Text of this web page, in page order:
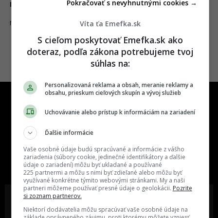
rokov
NEWS
One time najzábavnejšie miesto na
slovenskom internete, next time
najzabávnejšie miesto na svete
Víta ťa Emefka.sk
S cieľom poskytovať Emefka.sk ako
doteraz, podľa zákona potrebujeme tvoj
súhlas na:
Personalizovaná reklama a obsah, meranie reklamy a
obsahu, prieskum cieľových skupín a vývoj služieb
Uchovávanie alebo prístup k informáciám na zariadení
Ďalšie informácie
Vaše osobné údaje budú spracúvané a informácie z vášho
zariadenia (súbory cookie, jedinečné identifikátory a ďalšie
údaje o zariadení) môžu byť ukladané a používané
225 partnermi a môžu s nimi byť zdieľané alebo môžu byť
využívané konkrétne týmito webovými stránkami. My a naši
partneri môžeme používať presné údaje o geolokácii. Pozrite
si zoznam partnerov.
Niektorí dodávatelia môžu spracúvať vaše osobné údaje na
Pokračovať s nevyhnutnými cookies →